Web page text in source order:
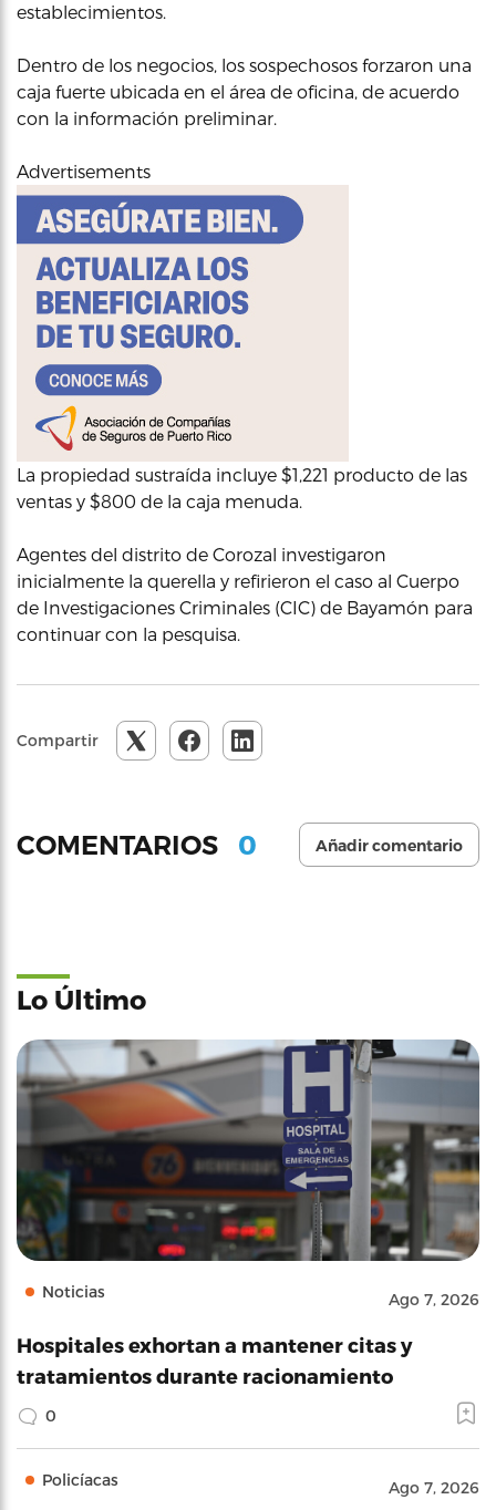
establecimientos.
Dentro de los negocios, los sospechosos forzaron una
caja fuerte ubicada en el área de oficina, de acuerdo
con la información preliminar.
Advertisements
La propiedad sustraída incluye $1,221 producto de las
ventas y $800 de la caja menuda.
Agentes del distrito de Corozal investigaron
inicialmente la querella y refirieron el caso al Cuerpo
de Investigaciones Criminales (CIC) de Bayamón para
continuar con la pesquisa.
Compartir
COMENTARIOS 0 Añadir comentario
Lo Último
Noticias Ago 7, 2026
Hospitales exhortan a mantener citas y
tratamientos durante racionamiento
0
Policíacas Ago 7, 2026